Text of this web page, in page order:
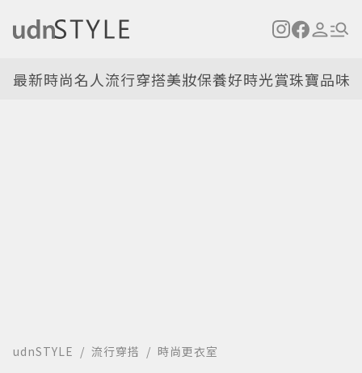
最新時尚名人流行穿搭美妝保養好時光賞珠寶品味
udnSTYLE 流行穿搭 時尚更衣室